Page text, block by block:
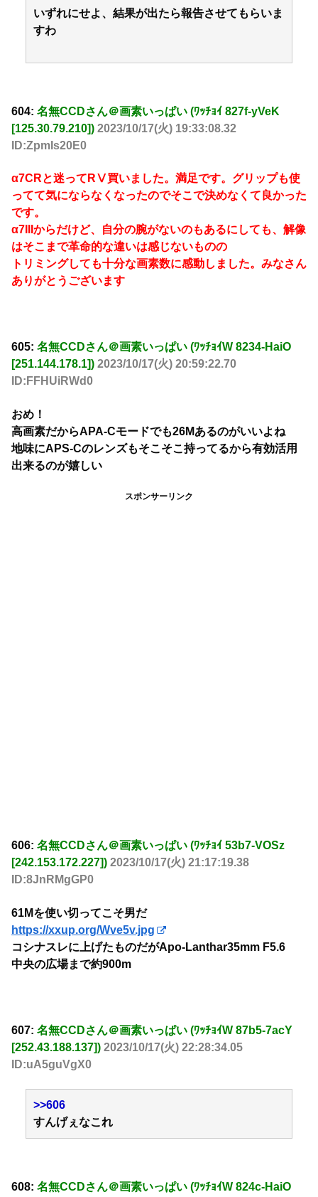
いずれにせよ、結果が出たら報告させてもらいま
すわ
604: 名無CCDさん＠画素いっぱい (ﾜｯﾁｮｲ 827f-yVeK
[125.30.79.210]) 2023/10/17(火) 19:33:08.32
ID:ZpmIs20E0
α7CRと迷ってRⅤ買いました。満足です。グリップも使
ってて気にならなくなったのでそこで決めなくて良かった
です。
α7IIIからだけど、自分の腕がないのもあるにしても、解像
はそこまで革命的な違いは感じないものの
トリミングしても十分な画素数に感動しました。みなさん
ありがとうございます
605: 名無CCDさん＠画素いっぱい (ﾜｯﾁｮｲW 8234-HaiO
[251.144.178.1]) 2023/10/17(火) 20:59:22.70
ID:FFHUiRWd0
おめ！
高画素だからAPA-Cモードでも26Mあるのがいいよね
地味にAPS-Cのレンズもそこそこ持ってるから有効活用
出来るのが嬉しい
スポンサーリンク
606: 名無CCDさん＠画素いっぱい (ﾜｯﾁｮｲ 53b7-VOSz
[242.153.172.227]) 2023/10/17(火) 21:17:19.38
ID:8JnRMgGP0
61Mを使い切ってこそ男だ
https://xxup.org/Wve5v.jpg
コシナスレに上げたものだがApo-Lanthar35mm F5.6
中央の広場まで約900m
607: 名無CCDさん＠画素いっぱい (ﾜｯﾁｮｲW 87b5-7acY
[252.43.188.137]) 2023/10/17(火) 22:28:34.05
ID:uA5guVgX0
>>606
すんげぇなこれ
608: 名無CCDさん＠画素いっぱい (ﾜｯﾁｮｲW 824c-HaiO